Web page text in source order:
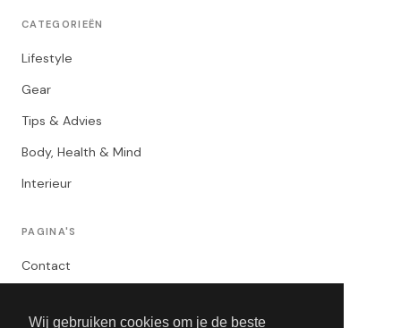
Wij gebruiken cookies om je de beste
CATEGORIEËN
Lifestyle
Gear
Tips & Advies
Body, Health & Mind
Interieur
PAGINA'S
Contact